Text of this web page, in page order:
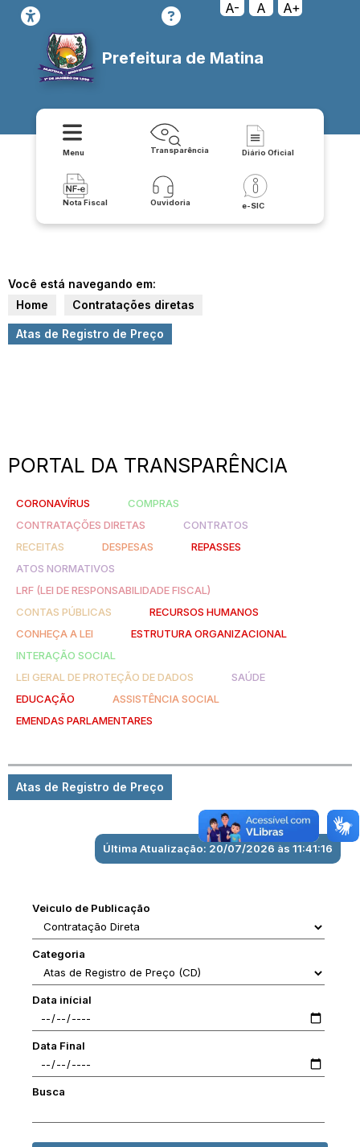
A- A A+
Prefeitura de Matina
Menu Transparência Diário Oficial
Nota Fiscal Ouvidoria e-SIC
Você está navegando em:
Home
Contratações diretas
Atas de Registro de Preço
PORTAL DA TRANSPARÊNCIA
CORONAVÍRUS
COMPRAS
CONTRATAÇÕES DIRETAS
CONTRATOS
RECEITAS
DESPESAS
REPASSES
ATOS NORMATIVOS
LRF (LEI DE RESPONSABILIDADE FISCAL)
CONTAS PÚBLICAS
RECURSOS HUMANOS
CONHEÇA A LEI
ESTRUTURA ORGANIZACIONAL
INTERAÇÃO SOCIAL
LEI GERAL DE PROTEÇÃO DE DADOS
SAÚDE
EDUCAÇÃO
ASSISTÊNCIA SOCIAL
EMENDAS PARLAMENTARES
Atas de Registro de Preço
Última Atualização: 20/07/2026 às 11:41:16
Veiculo de Publicação
Categoria
Data inícial
Data Final
Busca